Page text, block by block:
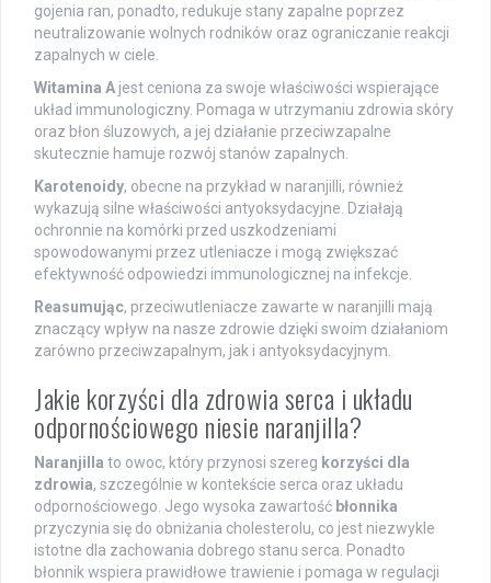
gojenia ran, ponadto, redukuje stany zapalne poprzez
neutralizowanie wolnych rodników oraz ograniczanie reakcji
zapalnych w ciele.
Witamina A jest ceniona za swoje właściwości wspierające
układ immunologiczny. Pomaga w utrzymaniu zdrowia skóry
oraz błon śluzowych, a jej działanie przeciwzapalne
skutecznie hamuje rozwój stanów zapalnych.
Karotenoidy, obecne na przykład w naranjilli, również
wykazują silne właściwości antyoksydacyjne. Działają
ochronnie na komórki przed uszkodzeniami
spowodowanymi przez utleniacze i mogą zwiększać
efektywność odpowiedzi immunologicznej na infekcje.
Reasumując, przeciwutleniacze zawarte w naranjilli mają
znaczący wpływ na nasze zdrowie dzięki swoim działaniom
zarówno przeciwzapalnym, jak i antyoksydacyjnym.
Jakie korzyści dla zdrowia serca i układu
odpornościowego niesie naranjilla?
Naranjilla to owoc, który przynosi szereg korzyści dla
zdrowia, szczególnie w kontekście serca oraz układu
odpornościowego. Jego wysoka zawartość błonnika
przyczynia się do obniżania cholesterolu, co jest niezwykle
istotne dla zachowania dobrego stanu serca. Ponadto
błonnik wspiera prawidłowe trawienie i pomaga w regulacji